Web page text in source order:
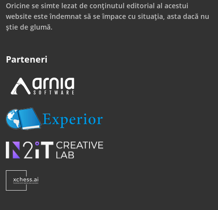
Oricine se simte lezat de conținutul editorial al acestui
website este îndemnat să se împace cu situația, asta dacă nu
știe de glumă.
Parteneri